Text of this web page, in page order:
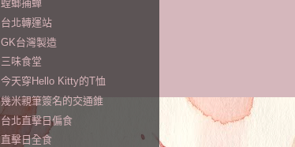
螳螂捕蟬
台北轉運站
GK台灣製造
三味食堂
今天穿Hello Kitty的T恤
幾米親筆簽名的交通錐
台北直擊日偏食
直擊日全食